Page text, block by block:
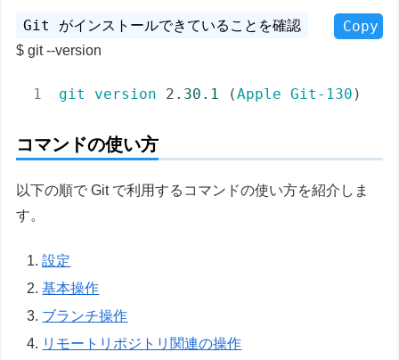
Copy
git --version
git version 2 .30 .1 (Apple Git-130 )
コマンドの使い方
以下の順で Git で利用するコマンドの使い方を紹介しま
す。
設定
基本操作
ブランチ操作
リモートリポジトリ関連の操作